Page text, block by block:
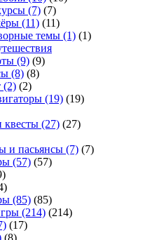
(7) (7)
(11) (11)
темы (1) (1)
(9) (9)
(8) (8)
(2) (2)
(19) (19)
квесты (27) (27)
и пасьянсы (7) (7)
(57) (57)
(85) (85)
(214) (214)
(17)